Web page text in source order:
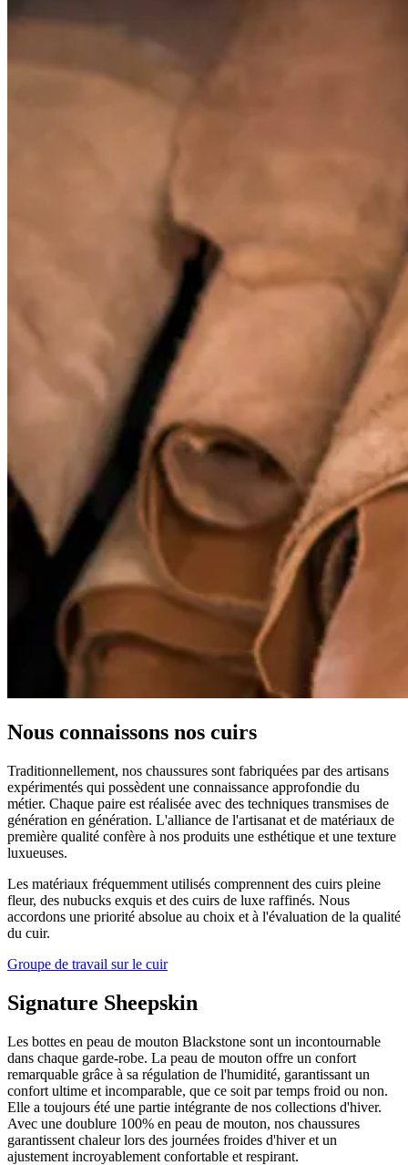
Nous connaissons nos cuirs
Traditionnellement, nos chaussures sont fabriquées par des artisans
expérimentés qui possèdent une connaissance approfondie du
métier. Chaque paire est réalisée avec des techniques transmises de
génération en génération. L'alliance de l'artisanat et de matériaux de
première qualité confère à nos produits une esthétique et une texture
luxueuses.
Les matériaux fréquemment utilisés comprennent des cuirs pleine
fleur, des nubucks exquis et des cuirs de luxe raffinés. Nous
accordons une priorité absolue au choix et à l'évaluation de la qualité
du cuir.
Groupe de travail sur le cuir
Signature Sheepskin
Les bottes en peau de mouton Blackstone sont un incontournable
dans chaque garde-robe. La peau de mouton offre un confort
remarquable grâce à sa régulation de l'humidité, garantissant un
confort ultime et incomparable, que ce soit par temps froid ou non.
Elle a toujours été une partie intégrante de nos collections d'hiver.
Avec une doublure 100% en peau de mouton, nos chaussures
garantissent chaleur lors des journées froides d'hiver et un
ajustement incroyablement confortable et respirant.